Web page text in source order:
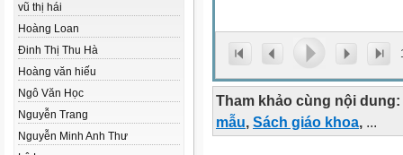
vũ thị hái
Hoàng Loan
Đinh Thị Thu Hà
Hoàng văn hiếu
Ngô Văn Học
Nguyễn Trang
Nguyễn Minh Anh Thư
Tham khảo cùng nội dung:
mẫu, Sách giáo khoa, ...